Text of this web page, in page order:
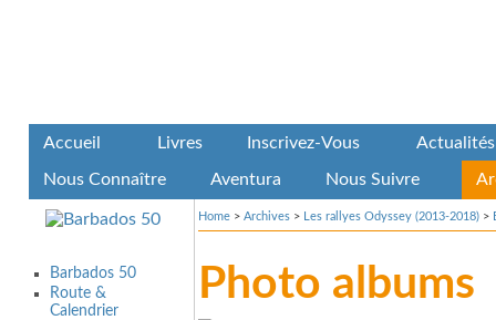
Accueil Livres Inscrivez-Vous Actualités
Nous Connaître Aventura Nous Suivre
Barbados 50
Route &
Calendrier
Home > Archives > Les rallyes Odyssey (2013-2018) >
Photo albums